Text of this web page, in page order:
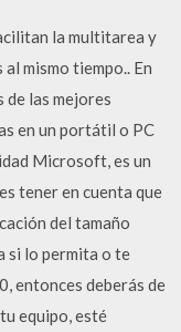
la multitarea y
mismo tiempo.. En
las mejores
en un portátil o PC
Microsoft, es un
tener en cuenta que
del tamaño
si lo permita o te
entonces deberás de
equipo, esté